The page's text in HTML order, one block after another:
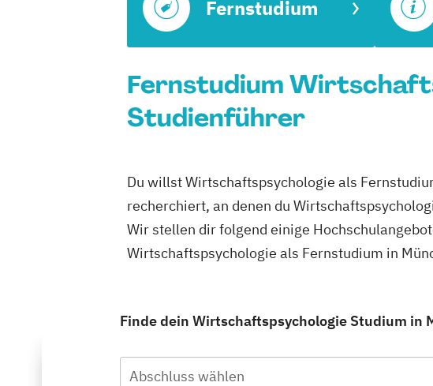
Fernstudium
Fernstudium
Studienführer
Du willst Wirtschaftspsychologie als
recherchiert, an denen du
Wir stellen dir folgend einige
Wirtschaftspsychologie als Fernstudium in
Finde dein Wirtschaftspsychologie Studium in
Abschluss wählen